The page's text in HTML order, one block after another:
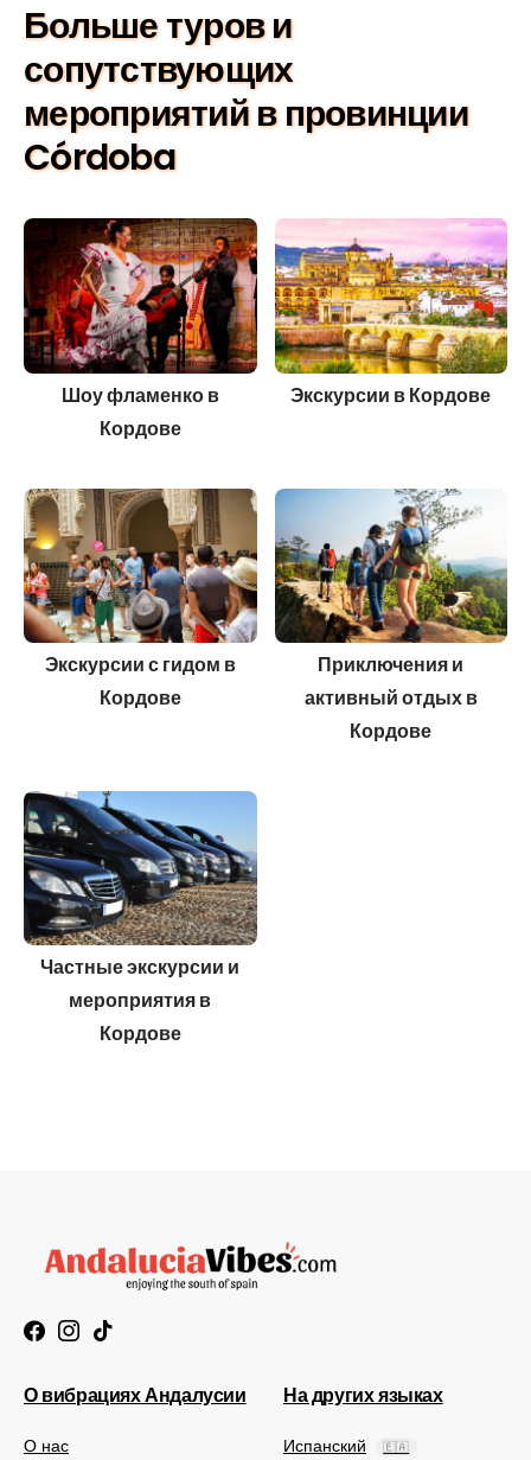
Больше туров и
сопутствующих
мероприятий в провинции
Córdoba
Шоу фламенко в
Кордове
Экскурсии в Кордове
Экскурсии с гидом в
Кордове
Приключения и
активный отдых в
Кордове
Частные экскурсии и
мероприятия в
Кордове
О вибрациях Андалусии
О нас
На других языках
Испанский 🇪🇦